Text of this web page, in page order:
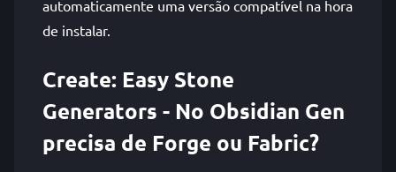
automaticamente uma versão compatível na hora
de instalar.
Create: Easy Stone
Generators - No Obsidian Gen
precisa de Forge ou Fabric?